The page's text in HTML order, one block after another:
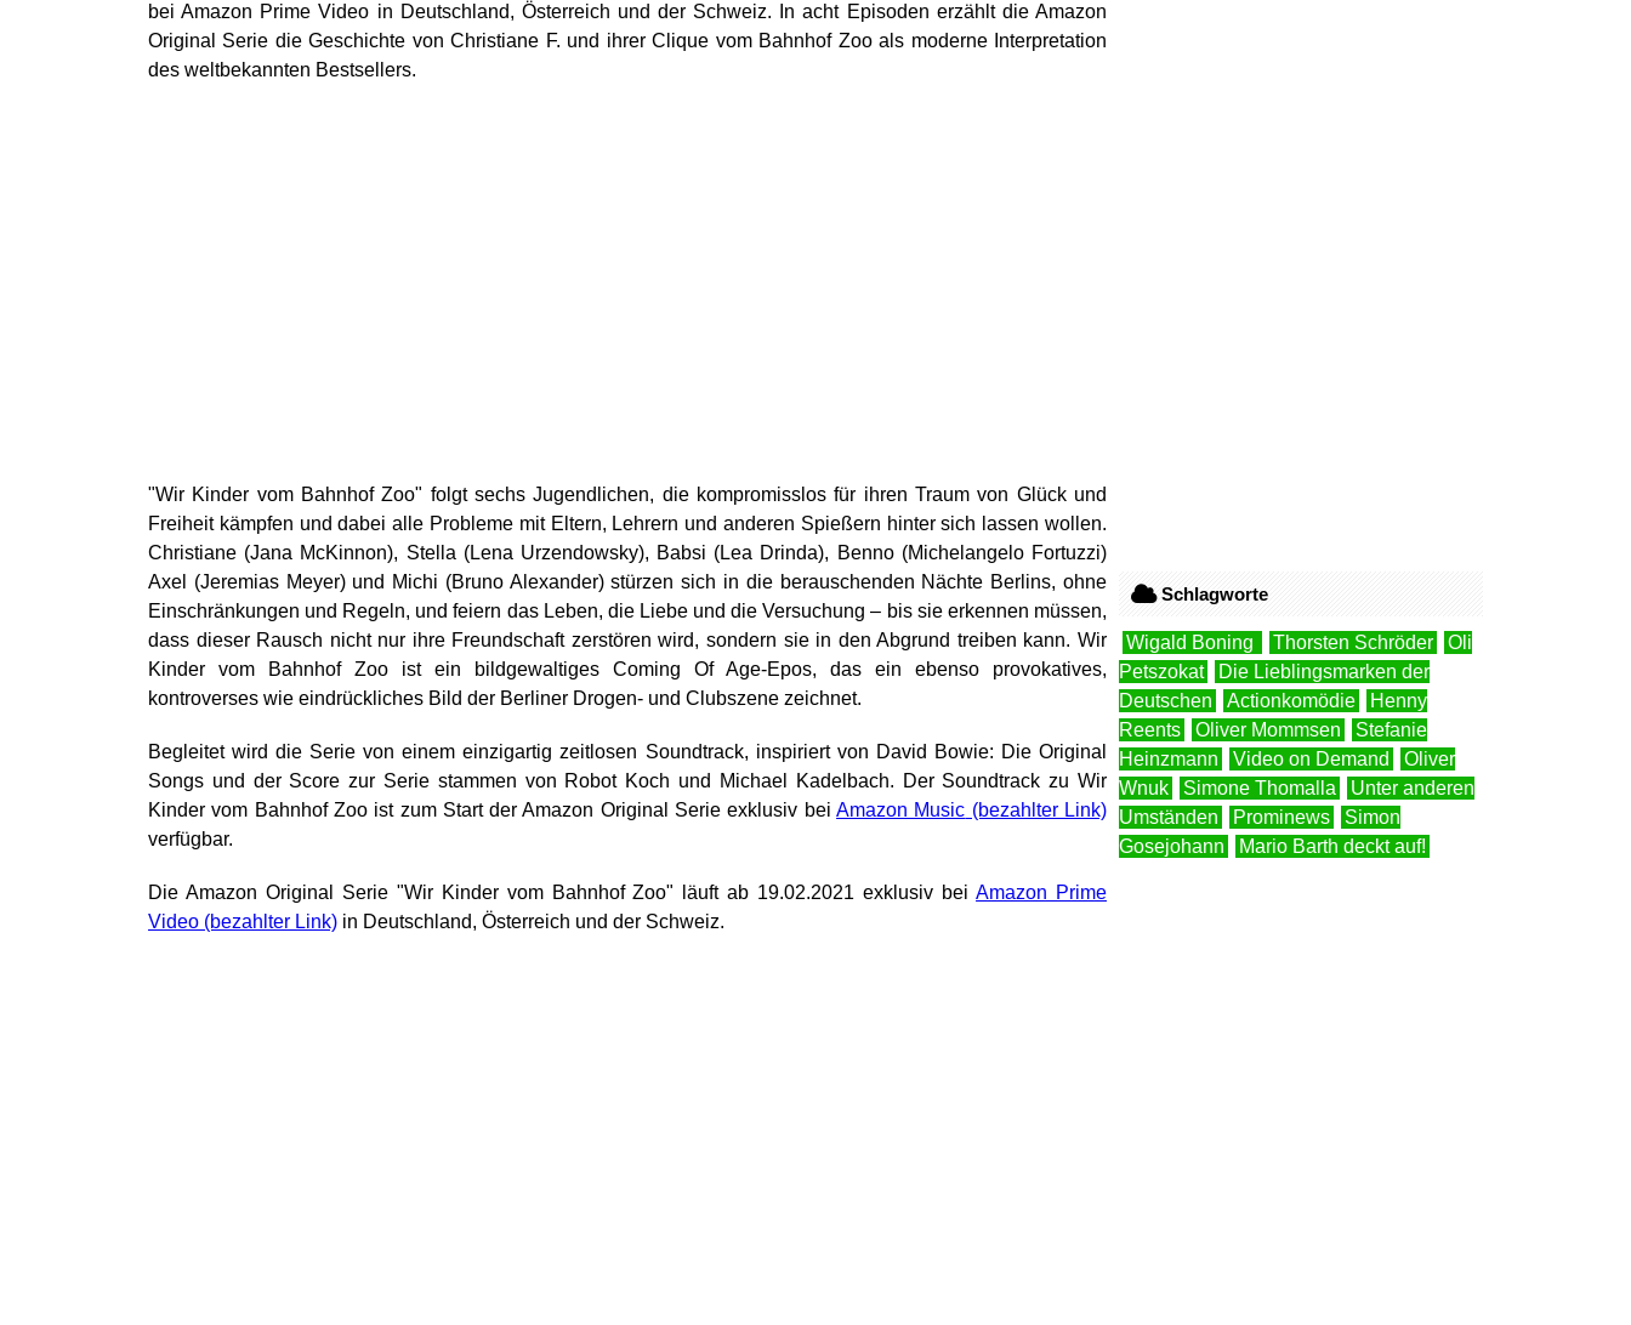
bei Amazon Prime Video in Deutschland, Österreich und der Schweiz. In acht Episoden erzählt die Amazon
Original Serie die Geschichte von Christiane F. und ihrer Clique vom Bahnhof Zoo als moderne Interpretation
des weltbekannten Bestsellers.
"Wir Kinder vom Bahnhof Zoo" folgt sechs Jugendlichen, die kompromisslos für ihren Traum von Glück und
Freiheit kämpfen und dabei alle Probleme mit Eltern, Lehrern und anderen Spießern hinter sich lassen wollen.
Christiane (Jana McKinnon), Stella (Lena Urzendowsky), Babsi (Lea Drinda), Benno (Michelangelo Fortuzzi)
Axel (Jeremias Meyer) und Michi (Bruno Alexander) stürzen sich in die berauschenden Nächte Berlins, ohne
Einschränkungen und Regeln, und feiern das Leben, die Liebe und die Versuchung – bis sie erkennen müssen,
dass dieser Rausch nicht nur ihre Freundschaft zerstören wird, sondern sie in den Abgrund treiben kann. Wir
Kinder vom Bahnhof Zoo ist ein bildgewaltiges Coming Of Age-Epos, das ein ebenso provokatives,
kontroverses wie eindrückliches Bild der Berliner Drogen- und Clubszene zeichnet.
Begleitet wird die Serie von einem einzigartig zeitlosen Soundtrack, inspiriert von David Bowie: Die Original
Songs und der Score zur Serie stammen von Robot Koch und Michael Kadelbach. Der Soundtrack zu Wir
Kinder vom Bahnhof Zoo ist zum Start der Amazon Original Serie exklusiv beiAmazon Music
verfügbar.
Die Amazon Original Serie "Wir Kinder vom Bahnhof Zoo" läuft ab 19.02.2021 exklusiv beiAmazon Prime
Video
in Deutschland, Österreich und der Schweiz.
Schlagworte
Wigald Boning Thorsten Schröder
Oli
Petszokat
Die Lieblingsmarken der
Deutschen
Actionkomödie
Henny
Reents
Oliver Mommsen
Stefanie
Heinzmann
Video on Demand
Oliver
Wnuk
Simone Thomalla
Unter anderen
Umständen
Prominews
Simon
Gosejohann
Mario Barth deckt auf!